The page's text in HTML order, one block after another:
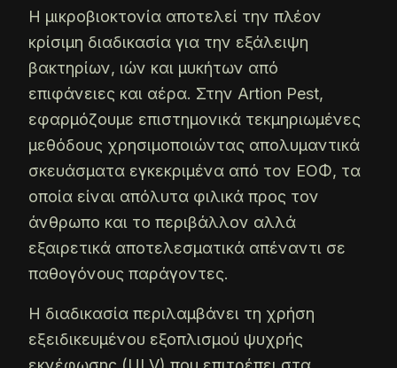
Η μικροβιοκτονία αποτελεί την πλέον
κρίσιμη διαδικασία για την εξάλειψη
βακτηρίων, ιών και μυκήτων από
επιφάνειες και αέρα. Στην Artion Pest,
εφαρμόζουμε επιστημονικά τεκμηριωμένες
μεθόδους χρησιμοποιώντας απολυμαντικά
σκευάσματα εγκεκριμένα από τον ΕΟΦ, τα
οποία είναι απόλυτα φιλικά προς τον
άνθρωπο και το περιβάλλον αλλά
εξαιρετικά αποτελεσματικά απέναντι σε
παθογόνους παράγοντες.
Η διαδικασία περιλαμβάνει τη χρήση
εξειδικευμένου εξοπλισμού ψυχρής